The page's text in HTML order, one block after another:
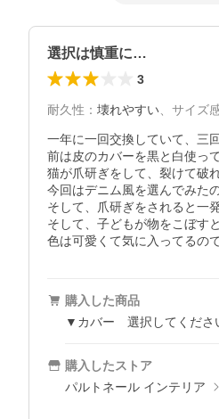
選択は慎重に…
3
耐久性 ： 壊れやすい、 サイズ
一年に一回交換していて、三
前は皮のカバーを黒と白使っ
猫が爪研ぎをして、裂けて破
今回はデニム風を選んでみた
そして、爪研ぎをされると一
そして、子どもが物をこぼす
色は可愛くて気に入ってるの
購入した商品
▼カバー 選択してくださ
購入したストア
パルトネール インテリア